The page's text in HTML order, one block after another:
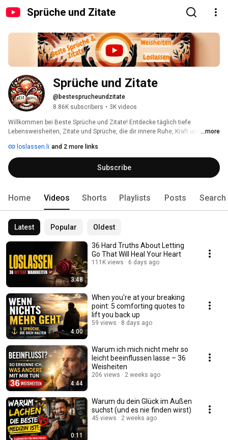
Sprüche und Zitate
Sprüche und Zitate
@bestesprucheundzitate
8.86K subscribers • 3K videos
Willkommen bei Beste Sprüche und Zitate! Entdecke täglich tiefe
Lebensweisheiten, Zitate und Sprüche, die dir innere Ruhe, Kraft und ...more
loslassen.li and 2 more links
Subscribe
Home Videos Shorts Playlists Posts Search
Latest Popular Oldest
3:48
36 Hard Truths About Letting
Go That Will Heal Your Heart
111K views 6 days ago
4:00
When you're at your breaking
point: 5 comforting quotes to
lift you back up
59 views 8 days ago
4:44
Warum ich mich nicht mehr so
leicht beeinflussen lasse – 36
Weisheiten
206 views 2 weeks ago
0:11
Warum du dein Glück im Außen
suchst (und es nie finden wirst)
45 views 2 weeks ago